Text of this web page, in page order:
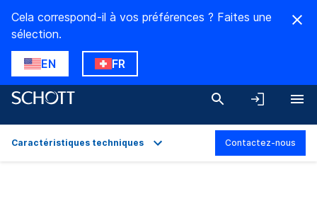
Cela correspond-il à vos préférences ? Faites une
sélection.
EN FR
Caractéristiques techniques Contactez-nous